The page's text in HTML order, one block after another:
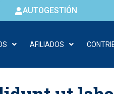
AUTOGESTIÓN
AFILIADOS